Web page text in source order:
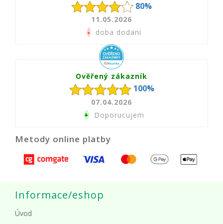
80%
11.05.2026
-doba dodani
Ověřený zákazník
100%
07.04.2026
+Doporucujem
Metody online platby
Informace/eshop
Úvod